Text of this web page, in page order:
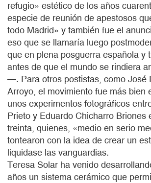
refugio» estético de los años
especie de reunión de apestosos
todo Madrid» y también fue el
eso que se llamaría luego
que en plena posguerra española y
antes de que el mundo se rindiera
—. Para otros postistas, como José
Arroyo, el movimiento fue más bien
unos experimentos fotográficos
Prieto y Eduardo Chicharro Briones
treinta, quienes, «medio en serio
tontearon con la idea de crear un
liquidase las vanguardias.
Teresa Solar ha venido
años un sistema cerámico que